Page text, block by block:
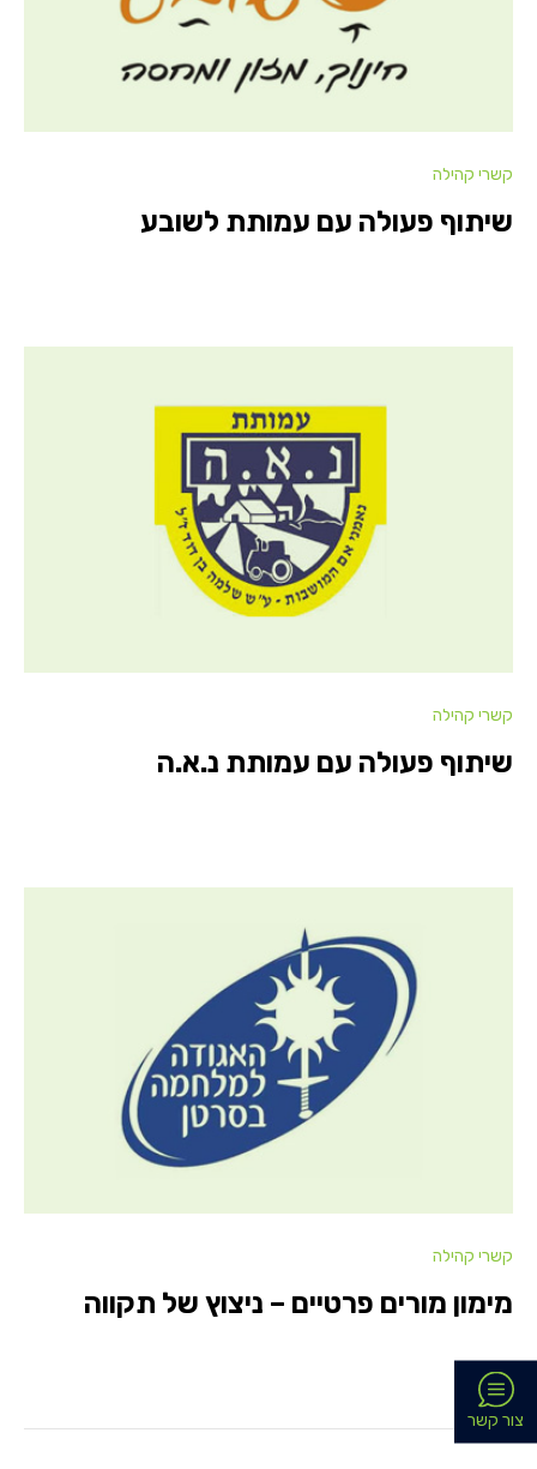
קשרי קהילה
שיתוף פעולה עם עמותת לשובע
קשרי קהילה
שיתוף פעולה עם עמותת נ.א.ה
קשרי קהילה
מימון מורים פרטיים – ניצוץ של תקווה
צור קשר